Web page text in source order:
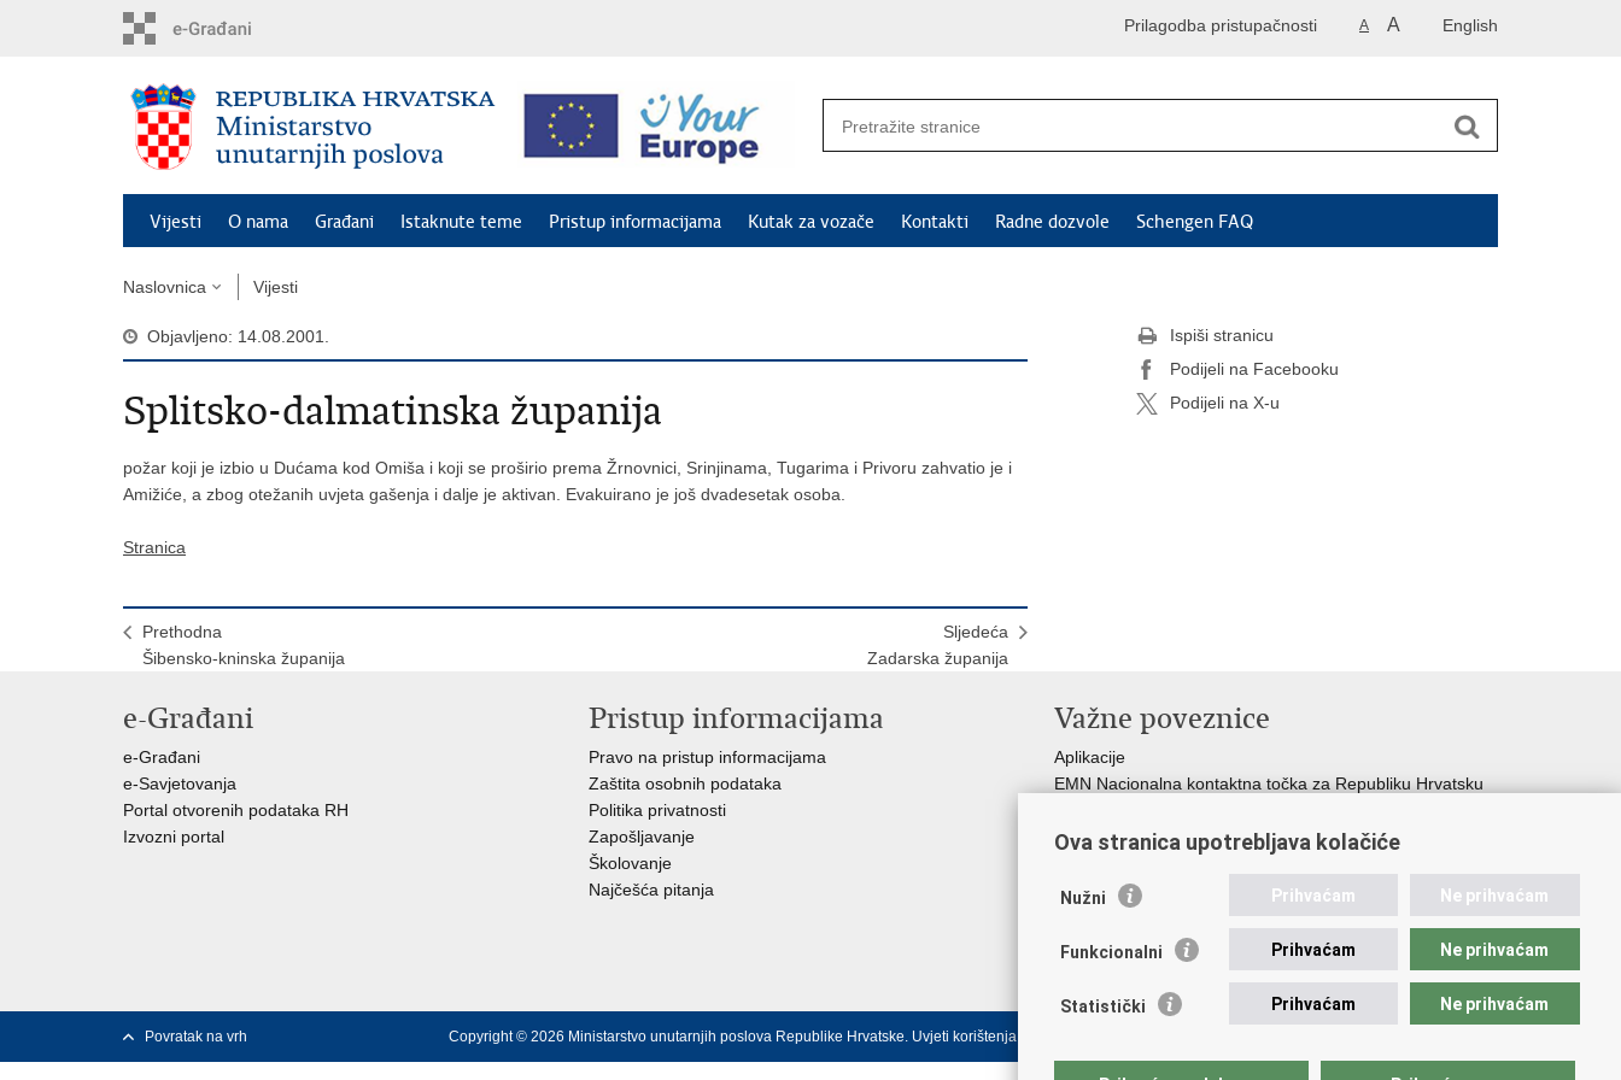
English
A A
Prilagodba pristupačnosti
Vijesti O nama Građani Istaknute teme Pristup informacijama Kutak za vozače Kontakti Radne dozvole Schengen FAQ
Naslovnica Vijesti
Objavljeno: 14.08.2001.
Splitsko-dalmatinska županija
požar koji je izbio u Dućama kod Omiša i koji se proširio prema Žrnovnici, Srinjinama, Tugarima i Privoru zahvatio je i
Amižiće, a zbog otežanih uvjeta gašenja i dalje je aktivan. Evakuirano je još dvadesetak osoba.
Stranica
Prethodna
Šibensko-kninska županija
Sljedeća
Zadarska županija
Ispiši stranicu
Podijeli na Facebooku
Podijeli na X-u
e-Građani
e-Građani
e-Savjetovanja
Portal otvorenih podataka RH
Izvozni portal
Pristup informacijama
Pravo na pristup informacijama
Zaštita osobnih podataka
Politika privatnosti
Zapošljavanje
Školovanje
Najčešća pitanja
Važne poveznice
Aplikacije
EMN Nacionalna kontaktna točka za Republiku Hrvatsku
Policijska akademija
Zaklada policijske solidarnosti
Udruge
Povratak na vrh Copyright © 2026 Ministarstvo unutarnjih poslova Republike Hrvatske. Uvjeti korištenja.
Ova stranica upotrebljava kolačiće
Nužni Prihvaćam Ne prihvaćam
Funkcionalni Prihvaćam Ne prihvaćam
Statistički Prihvaćam Ne prihvaćam